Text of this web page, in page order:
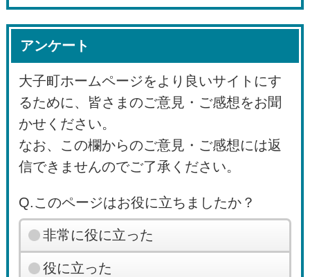
アンケート
大子町ホームページをより良いサイトにす
るために、皆さまのご意見・ご感想をお聞
かせください。
なお、この欄からのご意見・ご感想には返
信できませんのでご了承ください。
Q.このページはお役に立ちましたか？
非常に役に立った
役に立った